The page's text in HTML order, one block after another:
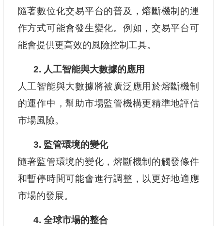
隨著數位化交易平台的普及，熔斷機制的運
作方式可能會發生變化。例如，交易平台可
能會提供更高效的風險控制工具。
2. 人工智能與大數據的應用
人工智能與大數據將被廣泛應用於熔斷機制
的運作中，幫助市場監管機構更精準地評估
市場風險。
3. 監管環境的變化
隨著監管環境的變化，熔斷機制的觸發條件
和暫停時間可能會進行調整，以更好地適應
市場的發展。
4. 全球市場的整合